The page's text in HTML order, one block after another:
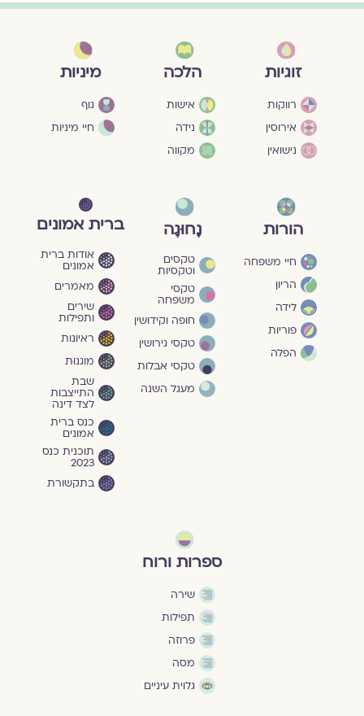
זוגיות
רווקות
אירוסין
נישואין
הלכה
אישות
נידה
מקווה
מיניות
גוף
חיי מיניות
הורות
חיי משפחה
הריון
לידה
פוריות
הפלה
נָחוּגָה
טקסים
וטקסיות
טקסי
משפחה
חופה וקידושין
טקסי גירושין
טקסי אבלות
מעגל השנה
ברית אמונים
אודות ברית
אמונים
מאמרים
שירים
ותפילות
ראיונות
מוגנוּת
שבת
התייצבות
לצד דינה
כנס ברית
אמונים
תוכנית כנס
2023
בתקשורת
ספרות ורוח
שירה
תפילות
פרוזה
מסה
גלוית עיניים